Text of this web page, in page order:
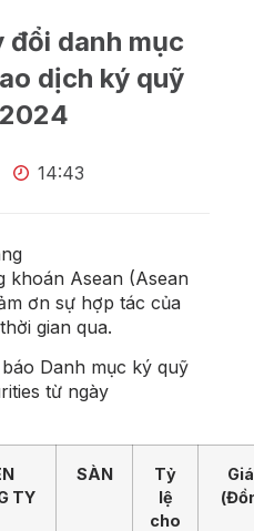
đổi danh mục
dịch ký quỹ
14:43
khoán Asean (Asean
ơn sự hợp tác của
gian qua.
Danh mục ký quỹ
từ ngày
TY
SÀN
Tỷ
lệ
cho